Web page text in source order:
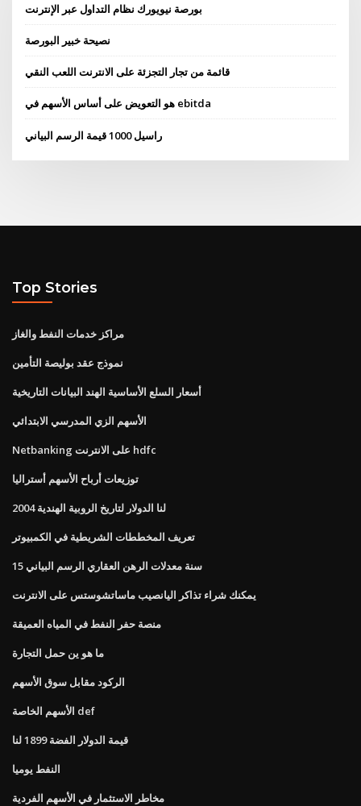
بورصة نيويورك نظام التداول عبر الإنترنت
نصيحة خبير البورصة
قائمة من تجار التجزئة على الانترنت اللعب النقي
هو التعويض على أساس الأسهم في ebitda
راسيل 1000 قيمة الرسم البياني
Top Stories
مراكز خدمات النفط والغاز
نموذج عقد بوليصة التأمين
أسعار السلع الأساسية الهند البيانات التاريخية
الأسهم الزي المدرسي الابتدائي
Netbanking على الانترنت hdfc
توزيعات أرباح الأسهم أستراليا
لنا الدولار لتاريخ الروبية الهندية 2004
تعريف المخططات الشريطية في الكمبيوتر
15 سنة معدلات الرهن العقاري الرسم البياني
يمكنك شراء تذاكر اليانصيب ماساتشوستس على الانترنت
منصة حفر النفط في المياه العميقة
ما هو ين حمل التجارة
الركود مقابل سوق الأسهم
الأسهم الخاصة def
قيمة الدولار الفضة 1899 لنا
النفط يوميا
مخاطر الاستثمار في الأسهم الفردية